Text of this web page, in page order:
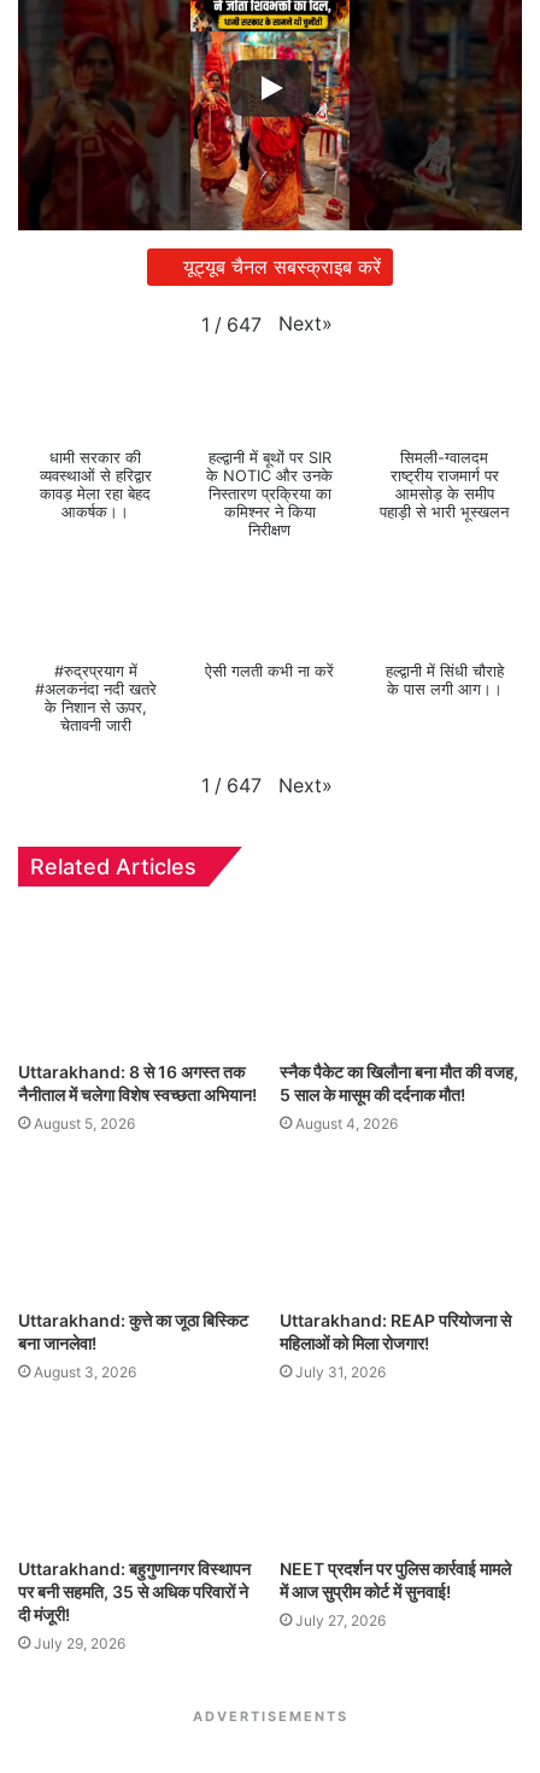
यूट्यूब चैनल सबस्क्राइब करें
1 / 647 Next»
धामी सरकार की
व्यवस्थाओं से हरिद्वार
कावड़ मेला रहा बेहद
आकर्षक।।
हल्द्वानी में बूथों पर SIR
के NOTIC और उनके
निस्तारण प्रक्रिया का
कमिश्नर ने किया
निरीक्षण
सिमली-ग्वालदम
राष्ट्रीय राजमार्ग पर
आमसोड़ के समीप
पहाड़ी से भारी भूस्खलन
#रुद्रप्रयाग में
#अलकनंदा नदी खतरे
के निशान से ऊपर,
चेतावनी जारी
ऐसी गलती कभी ना करें
हल्द्वानी में सिंधी चौराहे
के पास लगी आग।।
1 / 647 Next»
Related Articles
Uttarakhand: 8 से 16 अगस्त तक
नैनीताल में चलेगा विशेष स्वच्छता अभियान!
August 5, 2026
स्नैक पैकेट का खिलौना बना मौत की वजह,
5 साल के मासूम की दर्दनाक मौत!
August 4, 2026
Uttarakhand: कुत्ते का जूठा बिस्किट
बना जानलेवा!
August 3, 2026
Uttarakhand: REAP परियोजना से
महिलाओं को मिला रोजगार!
July 31, 2026
Uttarakhand: बहुगुणानगर विस्थापन
पर बनी सहमति, 35 से अधिक परिवारों ने
दी मंजूरी!
July 29, 2026
NEET प्रदर्शन पर पुलिस कार्रवाई मामले
में आज सुप्रीम कोर्ट में सुनवाई!
July 27, 2026
ADVERTISEMENTS